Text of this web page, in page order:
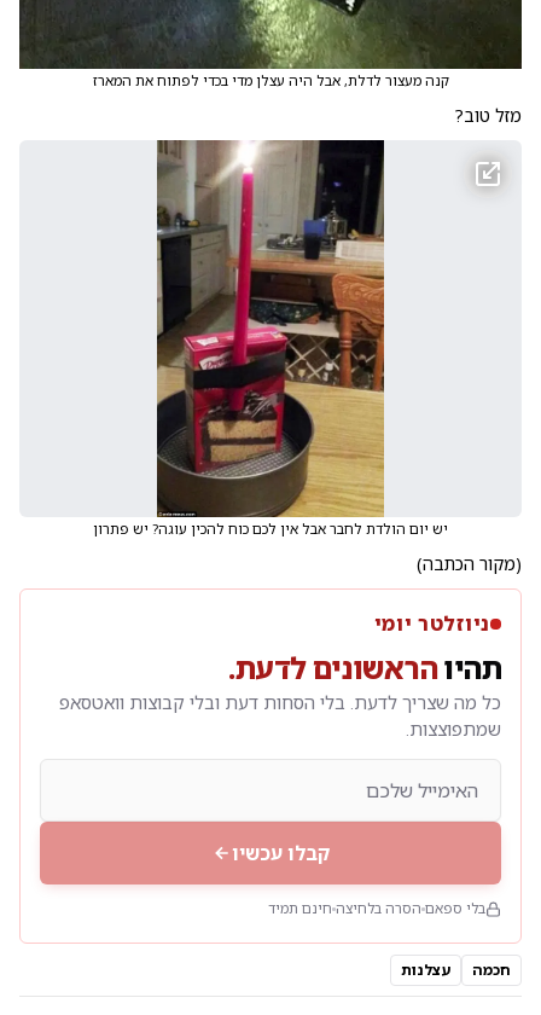
קנה מעצור לדלת, אבל היה עצלן מדי בכדי לפתוח את המארז
מזל טוב?
יש יום הולדת לחבר אבל אין לכם כוח להכין עוגה? יש פתרון
(מקור הכתבה)
ניוזלטר יומי
תהיוהראשונים לדעת.
כל מה שצריך לדעת. בלי הסחות דעת ובלי קבוצות וואטסאפ
שמתפוצצות.
קבלו עכשיו
בלי ספאם הסרה בלחיצה חינם תמיד
חכמה עצלנות